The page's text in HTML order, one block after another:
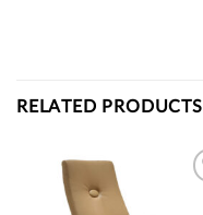
RELATED PRODUCTS